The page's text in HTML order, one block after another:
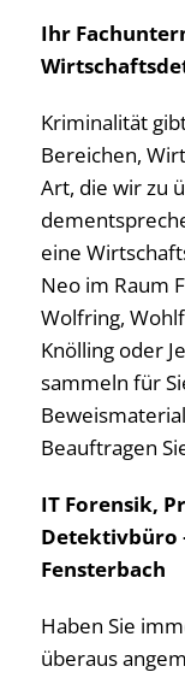
Ihr
Kriminalität
Bereichen,
Art, die wir zu
eine
Neo im Raum
Wolfring,
Knölling oder
sammeln für
Beauftragen
IT Forensik,
Detektivbüro
Fensterbach
Haben Sie
überaus